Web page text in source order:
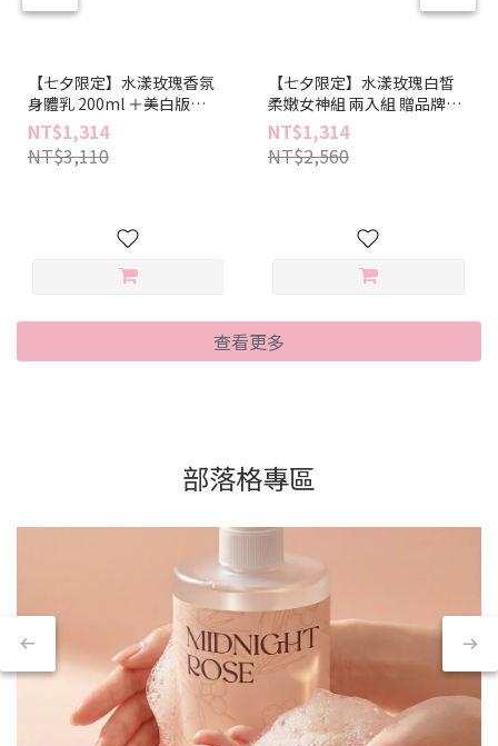
【七夕限定】水漾玫瑰香氛
身體乳 200ml ＋美白版
200ml 贈品牌提袋一入
NT$1,314
NT$3,110
【七夕限定】水漾玫瑰白皙
柔嫩女神組 兩入組 贈品牌提
袋一入
NT$1,314
NT$2,560
查看更多
部落格專區